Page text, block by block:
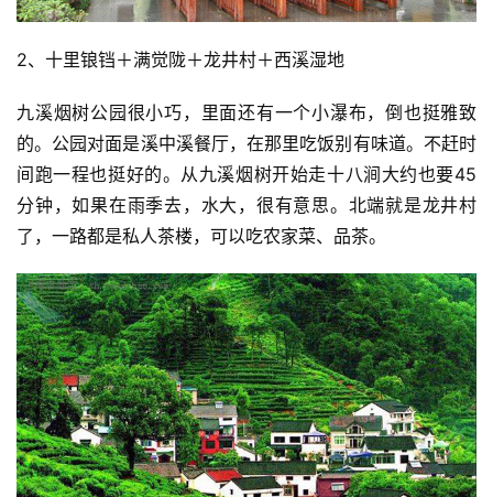
2、十里锒铛＋满觉陇＋龙井村＋西溪湿地
九溪烟树公园很小巧，里面还有一个小瀑布，倒也挺雅致
的。公园对面是溪中溪餐厅，在那里吃饭别有味道。不赶时
间跑一程也挺好的。从九溪烟树开始走十八涧大约也要45
分钟，如果在雨季去，水大，很有意思。北端就是龙井村
了，一路都是私人茶楼，可以吃农家菜、品茶。